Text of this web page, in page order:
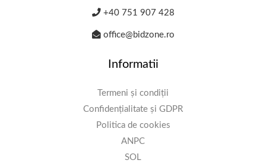
+40 751 907 428
office@bidzone.ro
Informatii
Termeni și condiții
Confidențialitate și GDPR
Politica de cookies
ANPC
SOL